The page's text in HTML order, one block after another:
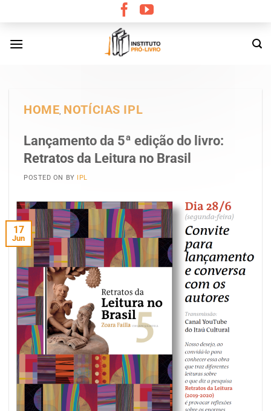
content
HOME, NOTÍCIAS IPL
Lançamento da 5ª edição do livro:
Retratos da Leitura no Brasil
POSTED ON BY IPL
17
Jun